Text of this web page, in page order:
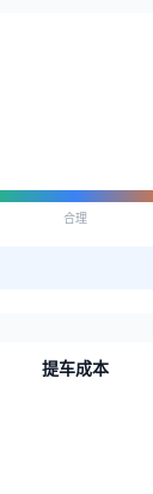
合理
提车成本